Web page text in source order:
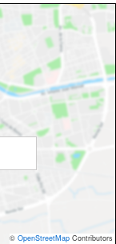
© OpenStreetMap Contributors